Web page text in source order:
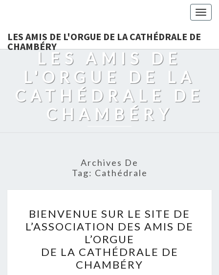
LES AMIS DE L'ORGUE DE LA CATHÉDRALE DE
CHAMBÉRY
LES AMIS DE
L'ORGUE DE LA
CATHÉDRALE DE
CHAMBÉRY
Archives De
Tag: Cathédrale
SUR
LE
SITE
DE
L’ASSOCIATION
BIENVENUE SUR LE SITE DE
L’ASSOCIATION DES AMIS DE
L’ORGUE
DE LA CATHÉDRALE DE
CHAMBÉRY